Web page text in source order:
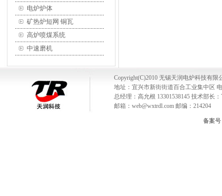
电炉炉体
矿热炉短网 铜瓦
高炉喷煤系统
中速磨机
Copyright(C)2010 无锡天润电炉科技有限
地址：宜兴市新街街道百合工业集中区 电
总经理：高允根 13301538145 技术部长
邮箱：web@wxtrdl.com 邮编：214204
备案号